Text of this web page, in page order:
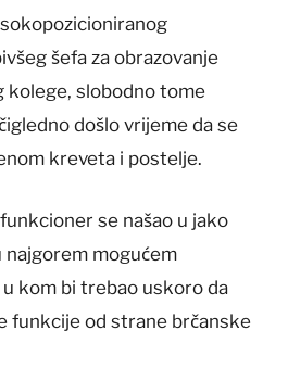
šefa za obrazovanje
kolege, slobodno tome
došlo vrijeme da se
kreveta i postelje.
se našao u jako
najgorem mogućem
kom bi trebao uskoro da
funkcije od strane brčanske